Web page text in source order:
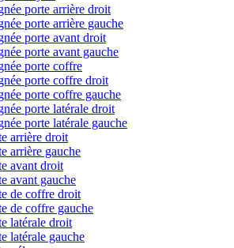
porte arrière droit
porte arrière gauche
porte avant droit
porte avant gauche
porte coffre
porte coffre droit
porte coffre gauche
porte latérale droit
porte latérale gauche
arrière droit
arrière gauche
avant droit
avant gauche
de coffre droit
de coffre gauche
latérale droit
latérale gauche